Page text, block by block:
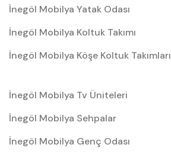
İnegöl Mobilya Yatak Odası
İnegöl Mobilya Koltuk Takımı
İnegöl Mobilya Köşe Koltuk Takımları
İnegöl Mobilya Tv Üniteleri
İnegöl Mobilya Sehpalar
İnegöl Mobilya Genç Odası